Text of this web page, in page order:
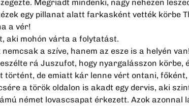
Megriadt mindenki, nagy nehezen
egy pillanat alatt farkasként vették körbe
a vér!
aki mohón várta a folytatást.
a szíve, hanem az esze is a helyén
rá Juszufot, hogy nyargalásszon körbe,
de emiatt kár lenne vért ontani,
a török oldalon is akadt egy dervis, aki
német lovascsapat érkezett. Azok